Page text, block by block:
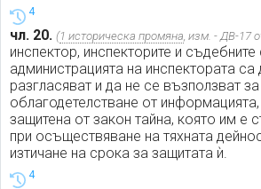
4
чл. 20. (1 историческа промяна, изм. - ДВ-17
инспектор, инспекторите и съдебните
администрацията на инспектората
разгласяват и да не се възползват
облагодетелстване от
защитена от закон тайна, която им е
при осъществяване на тяхната
изтичане на срока за защитата ѝ.
4